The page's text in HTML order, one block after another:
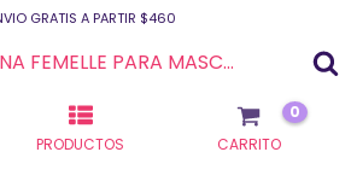
GRATIS A PARTIR $460
FRAGANCIA FINA FEMELLE PARA MASCOTA (HEMBRA) 60ML
PRODUCTOS CARRITO
0